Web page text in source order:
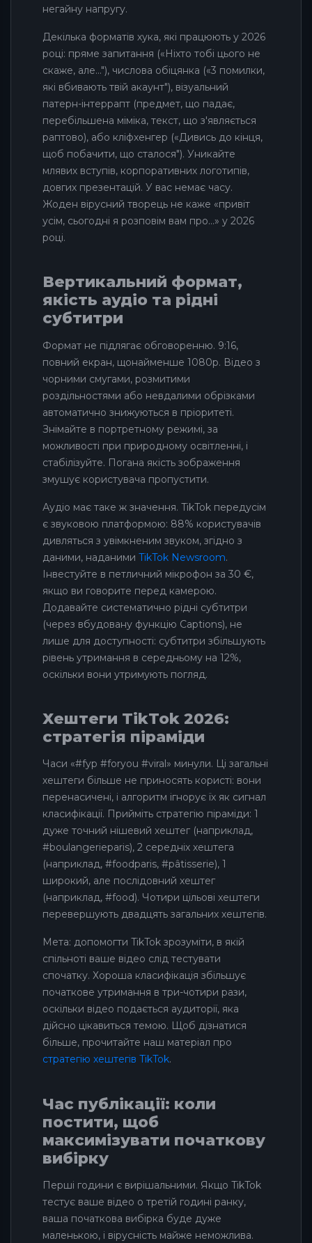
негайну напругу.
Декілька форматів хука, які працюють у 2026
році: пряме запитання («Ніхто тобі цього не
скаже, але..."), числова обіцянка («3 помилки,
які вбивають твій акаунт"), візуальний
патерн-інтеррапт (предмет, що падає,
перебільшена міміка, текст, що з'являється
раптово), або кліфхенгер («Дивись до кінця,
щоб побачити, що сталося"). Уникайте
млявих вступів, корпоративних логотипів,
довгих презентацій. У вас немає часу.
Жоден вірусний творець не каже «привіт
усім, сьогодні я розповім вам про...» у 2026
році.
Вертикальний формат,
якість аудіо та рідні
субтитри
Формат не підлягає обговоренню. 9:16,
повний екран, щонайменше 1080p. Відео з
чорними смугами, розмитими
роздільностями або невдалими обрізками
автоматично знижуються в пріоритеті.
Знімайте в портретному режимі, за
можливості при природному освітленні, і
стабілізуйте. Погана якість зображення
змушує користувача пропустити.
Аудіо має таке ж значення. TikTok передусім
є звуковою платформою: 88% користувачів
дивляться з увімкненим звуком, згідно з
даними, наданими TikTok Newsroom.
Інвестуйте в петличний мікрофон за 30 €,
якщо ви говорите перед камерою.
Додавайте систематично рідні субтитри
(через вбудовану функцію Captions), не
лише для доступності: субтитри збільшують
рівень утримання в середньому на 12%,
оскільки вони утримують погляд.
Хештеги TikTok 2026:
стратегія піраміди
Часи «#fyp #foryou #viral» минули. Ці загальні
хештеги більше не приносять користі: вони
перенасичені, і алгоритм ігнорує їх як сигнал
класифікації. Прийміть стратегію піраміди: 1
дуже точний нішевий хештег (наприклад,
#boulangerieparis), 2 середніх хештега
(наприклад, #foodparis, #pâtisserie), 1
широкий, але послідовний хештег
(наприклад, #food). Чотири цільові хештеги
перевершують двадцять загальних хештегів.
Мета: допомогти TikTok зрозуміти, в якій
спільноті ваше відео слід тестувати
спочатку. Хороша класифікація збільшує
початкове утримання в три-чотири рази,
оскільки відео подається аудиторії, яка
дійсно цікавиться темою. Щоб дізнатися
більше, прочитайте наш матеріал про
стратегію хештегів TikTok.
Час публікації: коли
постити, щоб
максимізувати початкову
вибірку
Перші години є вирішальними. Якщо TikTok
тестує ваше відео о третій годині ранку,
ваша початкова вибірка буде дуже
маленькою, і вірусність майже неможлива.